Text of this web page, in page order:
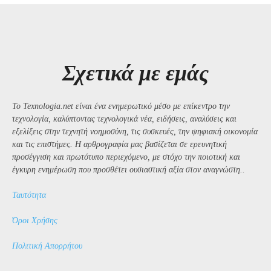
Σχετικά με εμάς
Το Texnologia.net είναι ένα ενημερωτικό μέσο με επίκεντρο την
τεχνολογία, καλύπτοντας τεχνολογικά νέα, ειδήσεις, αναλύσεις και
εξελίξεις στην τεχνητή νοημοσύνη, τις συσκευές, την ψηφιακή οικονομία
και τις επιστήμες. Η αρθρογραφία μας βασίζεται σε ερευνητική
προσέγγιση και πρωτότυπο περιεχόμενο, με στόχο την ποιοτική και
έγκυρη ενημέρωση που προσθέτει ουσιαστική αξία στον αναγνώστη..
Ταυτότητα
Όροι Χρήσης
Πολιτική Απορρήτου